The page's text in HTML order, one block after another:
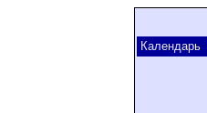
Календарь